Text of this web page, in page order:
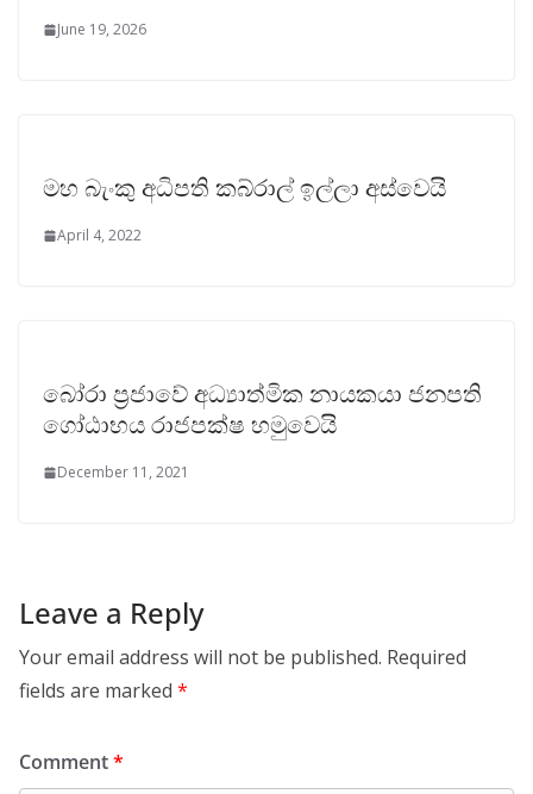
June 19, 2026
මහ බැංකු අධිපති කබ්රාල් ඉල්ලා අස්වෙයි
April 4, 2022
බෝරා ප්‍රජාවේ අධ්‍යාත්මික නායකයා ජනපති
ගෝඨාභය රාජපක්ෂ හමුවෙයි
December 11, 2021
Leave a Reply
Your email address will not be published. Required
fields are marked *
Comment*